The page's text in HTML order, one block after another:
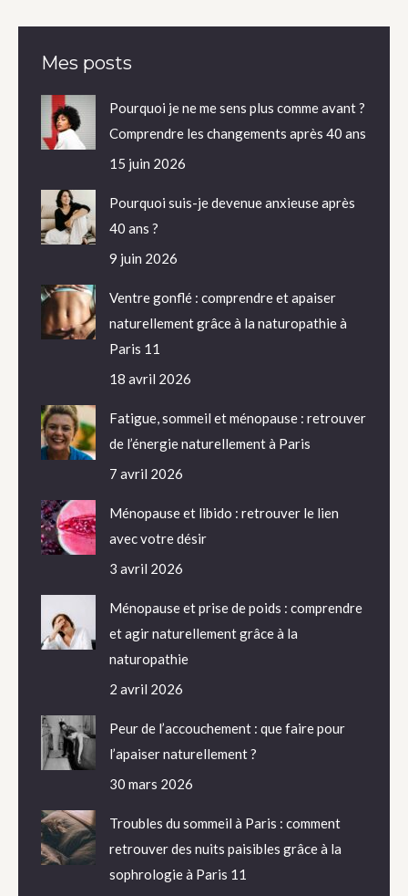
Mes posts
Pourquoi je ne me sens plus comme avant ?
Comprendre les changements après 40 ans
15 juin 2026
Pourquoi suis-je devenue anxieuse après
40 ans ?
9 juin 2026
Ventre gonflé : comprendre et apaiser
naturellement grâce à la naturopathie à
Paris 11
18 avril 2026
Fatigue, sommeil et ménopause : retrouver
de l’énergie naturellement à Paris
7 avril 2026
Ménopause et libido : retrouver le lien
avec votre désir
3 avril 2026
Ménopause et prise de poids : comprendre
et agir naturellement grâce à la
naturopathie
2 avril 2026
Peur de l’accouchement : que faire pour
l’apaiser naturellement ?
30 mars 2026
Troubles du sommeil à Paris : comment
retrouver des nuits paisibles grâce à la
sophrologie à Paris 11